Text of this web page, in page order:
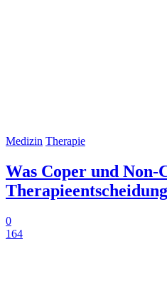
Medizin Therapie
Was Coper und
0
164